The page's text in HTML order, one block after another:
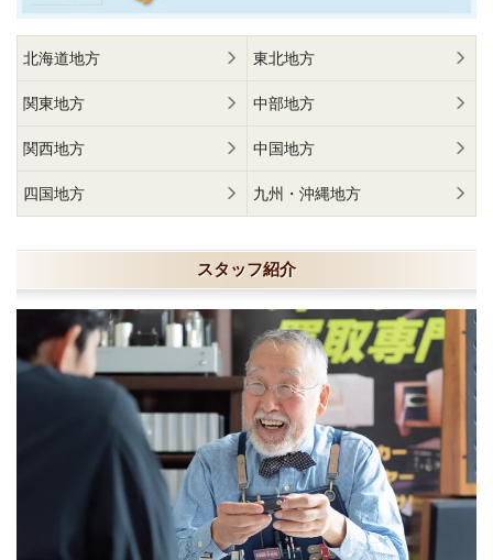
北海道地方 東北地方
関東地方 中部地方
関西地方 中国地方
四国地方 九州・沖縄地方
スタッフ紹介